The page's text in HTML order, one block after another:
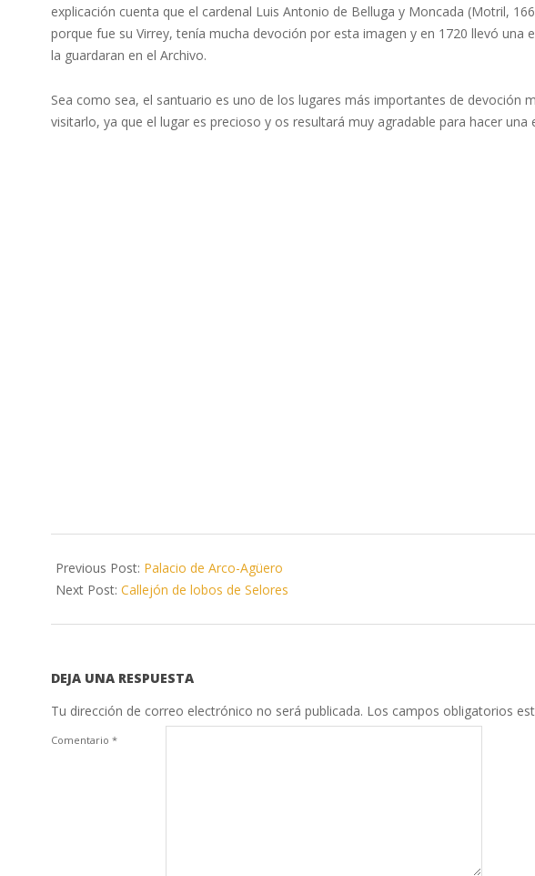
explicación cuenta que el cardenal Luis Antonio de Belluga y Moncada (Motril,
porque fue su Virrey, tenía mucha devoción por esta imagen y en 1720 llevó una
la guardaran en el Archivo.
Sea como sea, el santuario es uno de los lugares más importantes de devoción
visitarlo, ya que el lugar es precioso y os resultará muy agradable para hacer una
11-
05
Previous Post: Palacio de Arco-Agüero
Next Post: Callejón de lobos de Selores
DEJA UNA RESPUESTA
Tu dirección de correo electrónico no será publicada. Los campos obligatorios
Comentario *